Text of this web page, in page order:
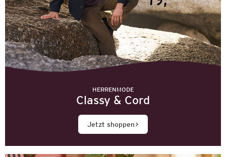
HERRENMODE
Classy & Cord
Jetzt shoppen